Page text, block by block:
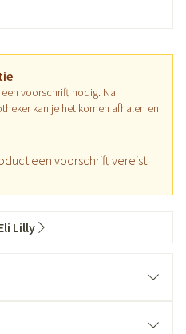
voorschrift nodig. Na
kan je het komen afhalen en
een voorschrift vereist.
Lilly